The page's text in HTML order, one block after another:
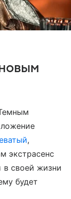
,
экстрасенс
в своей жизни
будет